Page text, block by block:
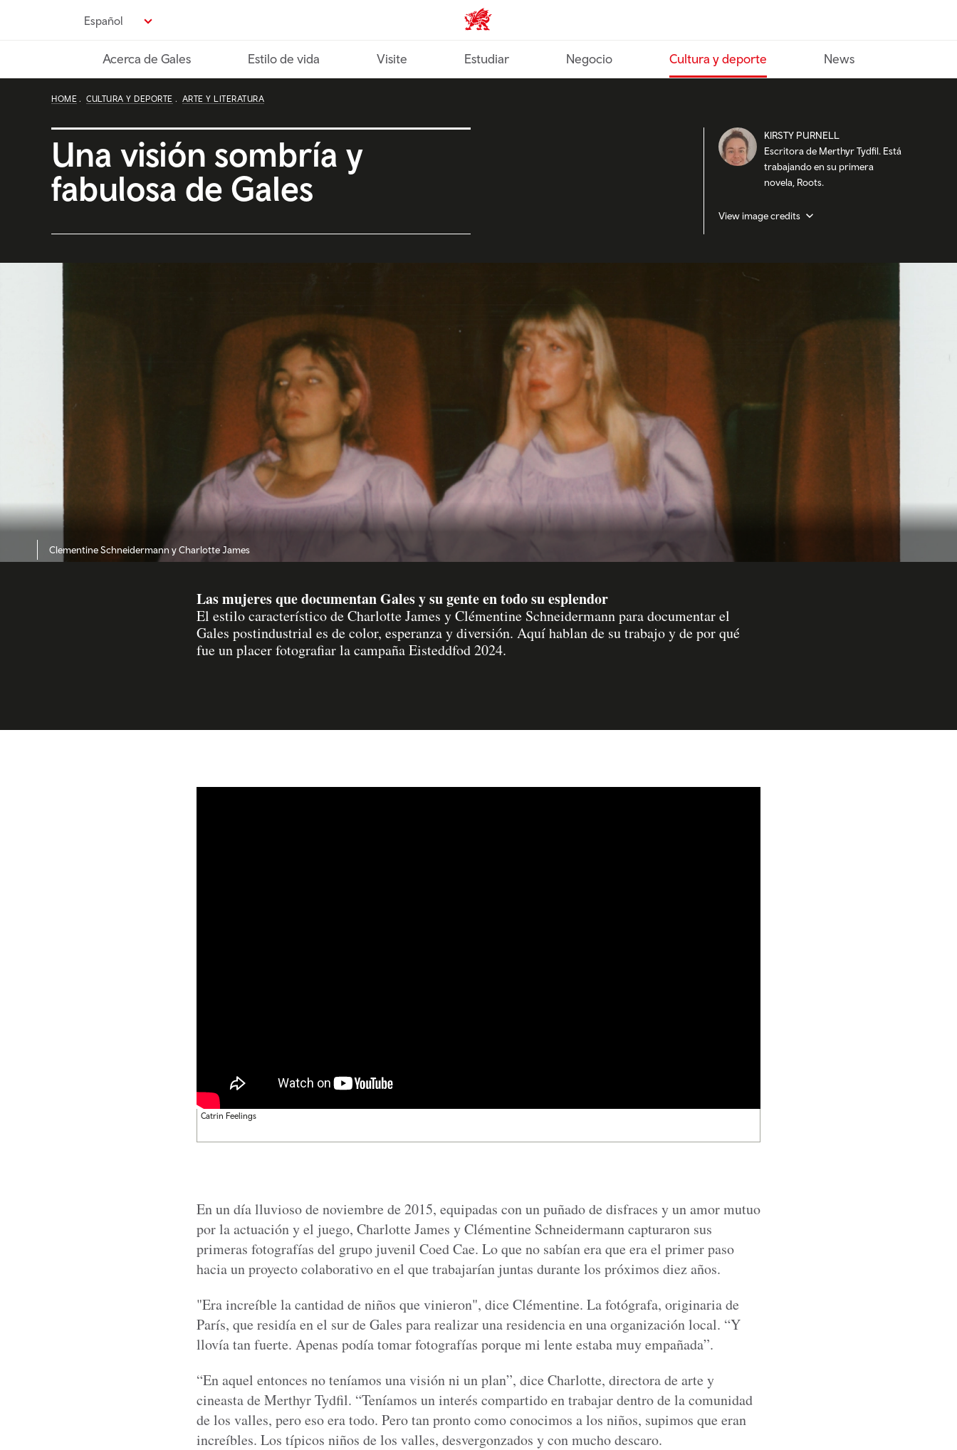
Español Wales home
Acerca de Gales Estilo de vida Visite Estudiar Negocio Cultura y deporte News
HOME CULTURA Y DEPORTE ARTE Y LITERATURA
Una visión sombría y
fabulosa de Gales
KIRSTY PURNELL
Escritora de Merthyr Tydfil. Está
trabajando en su primera
novela, Roots.
View image credits
Clementine Schneidermann y Charlotte James
Las mujeres que documentan Gales y su gente en todo su esplendor
El estilo característico de Charlotte James y Clémentine Schneidermann para documentar el
Gales postindustrial es de color, esperanza y diversión. Aquí hablan de su trabajo y de por qué
fue un placer fotografiar la campaña Eisteddfod 2024.
Catrin Feelings
En un día lluvioso de noviembre de 2015, equipadas con un puñado de disfraces y un amor mutuo
por la actuación y el juego, Charlotte James y Clémentine Schneidermann capturaron sus
primeras fotografías del grupo juvenil Coed Cae. Lo que no sabían era que era el primer paso
hacia un proyecto colaborativo en el que trabajarían juntas durante los próximos diez años.
"Era increíble la cantidad de niños que vinieron", dice Clémentine. La fotógrafa, originaria de
París, que residía en el sur de Gales para realizar una residencia en una organización local. “Y
llovía tan fuerte. Apenas podía tomar fotografías porque mi lente estaba muy empañada”.
“En aquel entonces no teníamos una visión ni un plan”, dice Charlotte, directora de arte y
cineasta de Merthyr Tydfil. “Teníamos un interés compartido en trabajar dentro de la comunidad
de los valles, pero eso era todo. Pero tan pronto como conocimos a los niños, supimos que eran
increíbles. Los típicos niños de los valles, desvergonzados y con mucho descaro.